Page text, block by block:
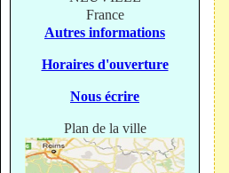
France
Autres informations
Horaires d'ouverture
Nous écrire
Plan de la ville